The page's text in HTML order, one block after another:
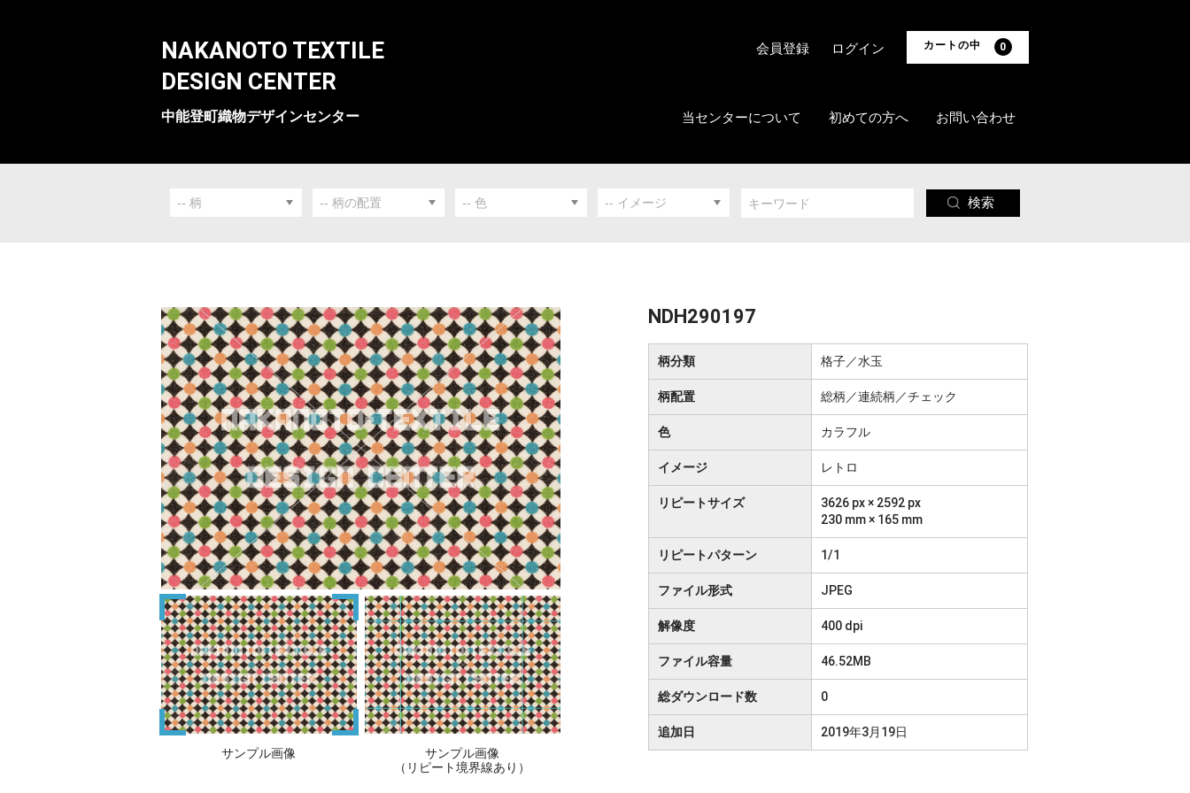
NAKANOTO TEXTILE
DESIGN CENTER
中能登町織物デザインセンター 当センターについて 初めての方へ お問い合わせ
カートの中 0
会員登録 ログイン
検索
サンプル画像
サンプル画像
（リピート境界線あり）
NDH290197
柄分類 格子／水玉
柄配置 総柄／連続柄／チェック
色 カラフル
イメージ レトロ
リピートサイズ
3626 px × 2592 px
230 mm × 165 mm
リピートパターン 1/1
ファイル形式 JPEG
解像度 400 dpi
ファイル容量 46.52MB
総ダウンロード数 0
追加日 2019年3月19日